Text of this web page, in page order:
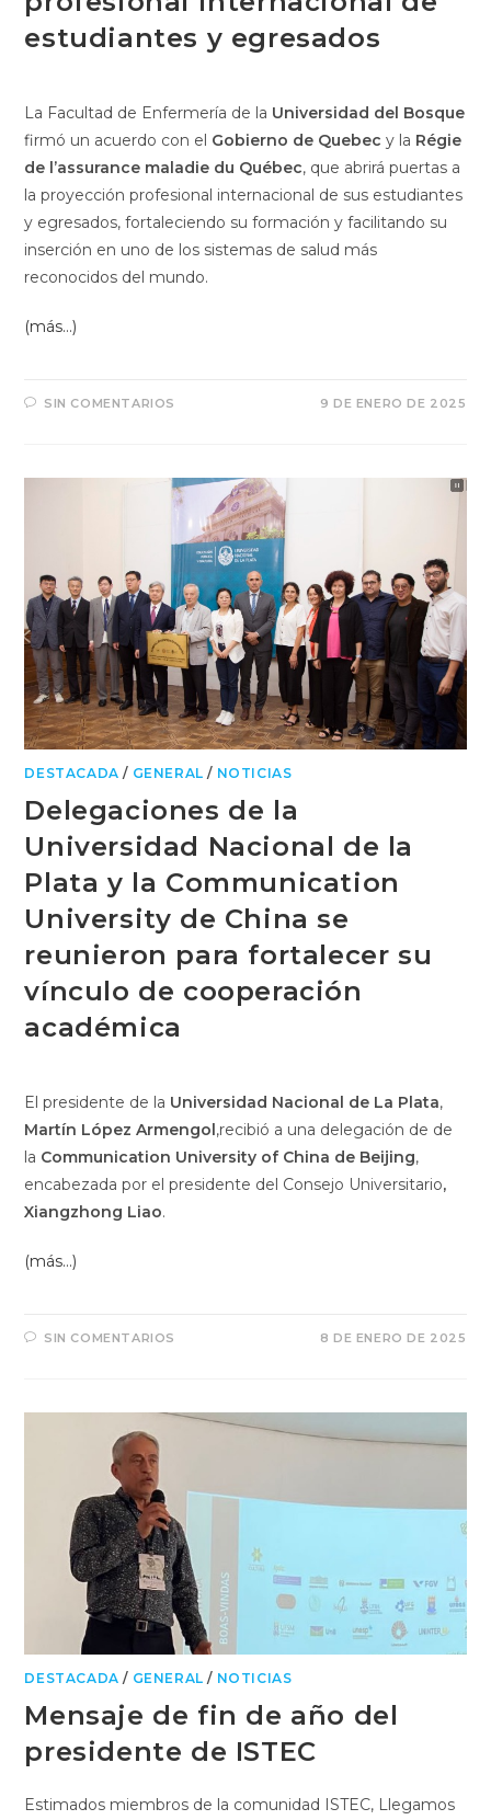
estudiantes y egresados
La Facultad de Enfermería de la Universidad del Bosque
firmó un acuerdo con el Gobierno de Quebec y la Régie
de l’assurance maladie du Québec, que abrirá puertas a
la proyección profesional internacional de sus estudiantes
y egresados, fortaleciendo su formación y facilitando su
inserción en uno de los sistemas de salud más
reconocidos del mundo.
(más…)
SIN COMENTARIOS 9 DE ENERO DE 2025
DESTACADA / GENERAL / NOTICIAS
Delegaciones de la
Universidad Nacional de la
Plata y la Communication
University de China se
reunieron para fortalecer su
vínculo de cooperación
académica
El presidente de la Universidad Nacional de La Plata,
Martín López Armengol,recibió a una delegación de de
la Communication University of China de Beijing,
encabezada por el presidente del Consejo Universitario,
Xiangzhong Liao.
(más…)
SIN COMENTARIOS 8 DE ENERO DE 2025
DESTACADA / GENERAL / NOTICIAS
Mensaje de fin de año del
presidente de ISTEC
Estimados miembros de la comunidad ISTEC, Llegamos